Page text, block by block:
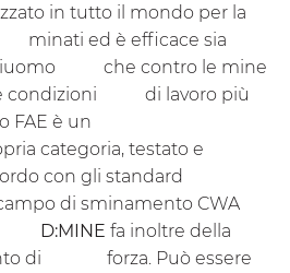
tutto il mondo per la
ed è efficace sia
che contro le mine
condizioni di lavoro più
FAE è un
categoria, testato e
con gli standard
di sminamento CWA
D:MINE fa inoltre della
di forza. Può essere